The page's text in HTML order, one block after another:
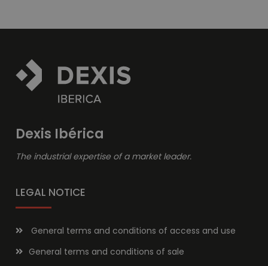
Dexis Ibérica
The industrial expertise of a market leader.
LEGAL NOTICE
General terms and conditions of access and use
General terms and conditions of sale